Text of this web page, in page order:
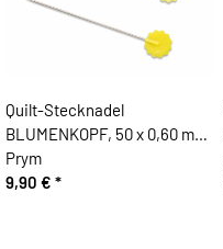
Quilt-Stecknadel
BLUMENKOPF, 50 x 0,60 mm,
Prym
9,90 € *